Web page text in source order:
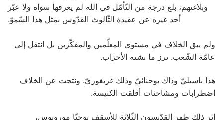
وبلاغتهم، بلغ درجة من التّأمّل في الله لم يعرفها سواه ولا عبّر
أحد غيره عن عقيدة الثّالوث القدّوس بمثل هذا السّموّ.
‏ولم يبق الخلاف في مستوى المعلّمين والمفكّرين بل انتقل إلى
عامّة الشّعب. برز ما يشبه الأحزاب.
هذا باسيليّ وذاك يوحنائيّ وذلك غريغوريّ. ونتجت عن الخلاف
اضطرابات ومشاحنات أقلقت الكنيسة.
إثر ذلك ظهر القدّيسون الثّلاثة للأسقف يوحنّا موروبوس،